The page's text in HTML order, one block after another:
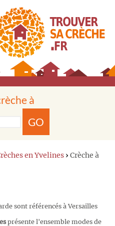
à
GO
en Yvelines › Crèche à
sont référencés à Versailles
présente l'ensemble modes de